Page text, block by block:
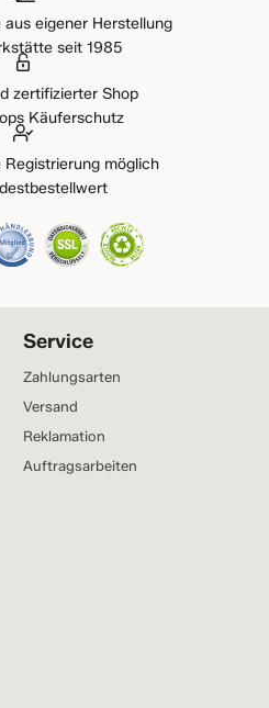
eigener Herstellung
seit 1985
zertifizierter Shop
Käuferschutz
Registrierung möglich
Service
Zahlungsarten
Versand
Reklamation
Auftragsarbeiten